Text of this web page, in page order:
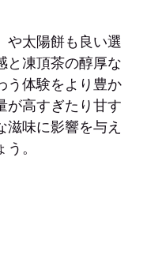
や太陽餅も良い選
と凍頂茶の醇厚な
う体験をより豊か
が高すぎたり甘す
滋味に影響を与え
。